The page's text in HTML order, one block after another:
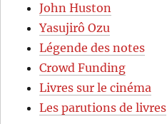
John Huston
Yasujirô Ozu
Légende des notes
Crowd Funding
Livres sur le cinéma
Les parutions de livres